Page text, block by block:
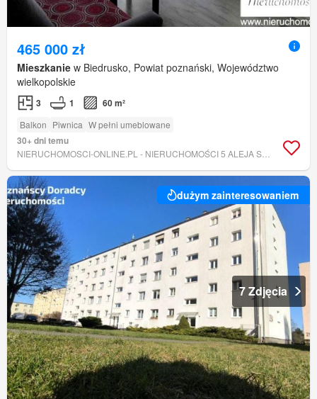
465 000 zł
Mieszkanie w Biedrusko, Powiat poznański, Województwo
wielkopolskie
3 1 60 m²
Balkon Piwnica W pełni umeblowane
30+ dni temu
dużym zainteresowaniem
7 Zdjęcia